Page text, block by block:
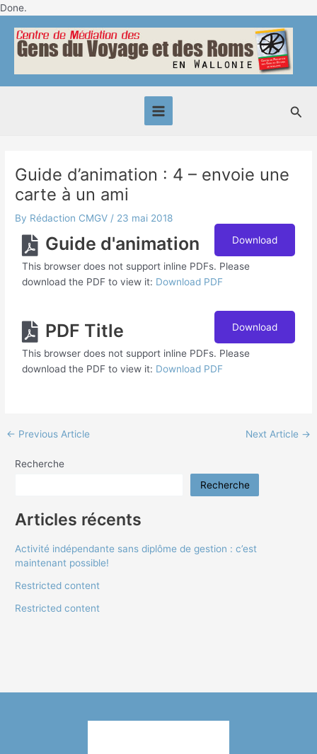
Done.
content
Main
Menu
Guide d’animation : 4 – envoie une
carte à un ami
By Rédaction CMGV / 23 mai 2018
Guide d'animation Download
This browser does not support inline PDFs. Please
download the PDF to view it: Download PDF
PDF Title Download
This browser does not support inline PDFs. Please
download the PDF to view it: Download PDF
navigation
← Previous Article Next Article →
Recherche
Recherche
Articles récents
Activité indépendante sans diplôme de gestion : c’est
maintenant possible!
Restricted content
Restricted content